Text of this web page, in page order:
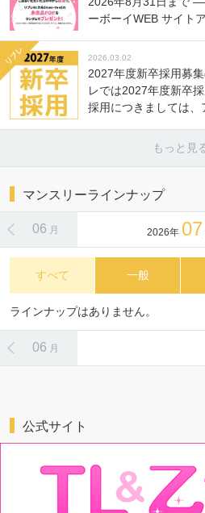
ーボーイWEB サイト
2026.03.02
2027年度新卒採用募
レでは2027年度新卒
採用につきましては、
もっと見
マンスリーラインナップ
06 月 2026年 07
すべて 一般
ラインナップはありません。
06 月
公式サイト